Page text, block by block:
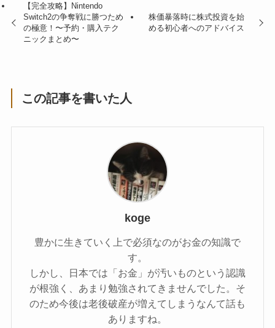
【完全攻略】Nintendo
Switch2の争奪戦に勝つため
の極意！〜予約・購入テク
ニックまとめ〜
株価暴落時に株式投資を始
める初心者へのアドバイス
この記事を書いた人
koge
豊かに生きていく上で必須なのがお金の知識で
す。
しかし、日本では「お金」が汚いものという認識
が根強く、あまり勉強されてきませんでした。そ
のため今後は老後破産が増えてしまうなんて話も
ありますね。